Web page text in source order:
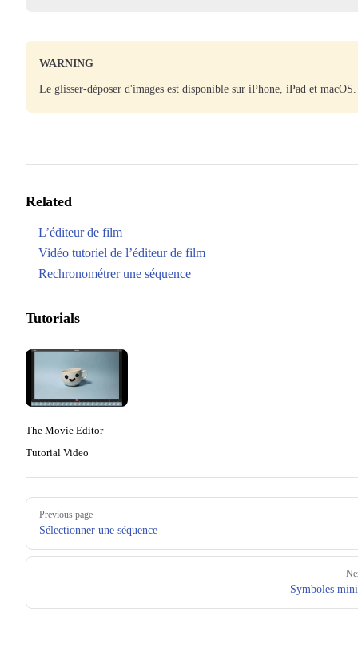
WARNING
Le glisser-déposer d'images est disponible sur iPhone, iPad et macOS.
Related
L’éditeur de film
Vidéo tutoriel de l’éditeur de film
Rechronométrer une séquence
Tutorials
The Movie Editor
Tutorial Video
Pager
Previous page
Sélectionner une séquence
Symboles